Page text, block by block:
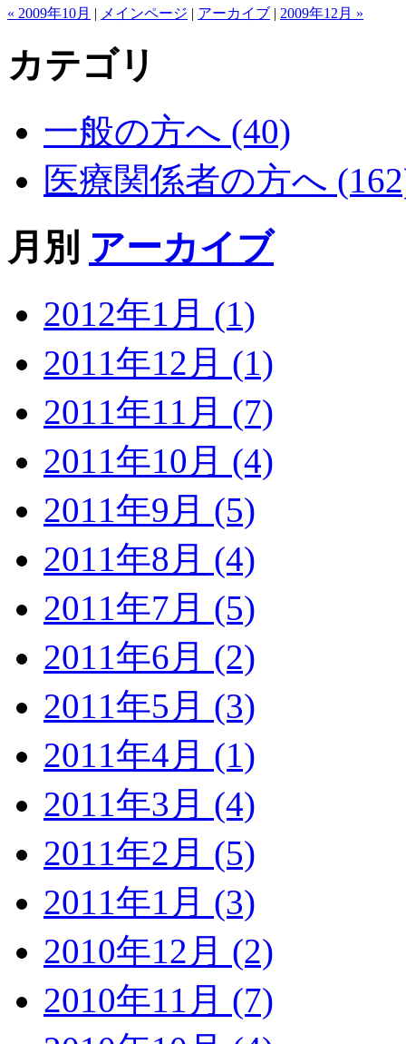
« 2009年10月 | メインページ | アーカイブ | 2009年12月 »
カテゴリ
一般の方へ (40)
医療関係者の方へ
月別 アーカイブ
2012年1月 (1)
2011年12月 (1)
2011年11月 (7)
2011年10月 (4)
2011年9月 (5)
2011年8月 (4)
2011年7月 (5)
2011年6月 (2)
2011年5月 (3)
2011年4月 (1)
2011年3月 (4)
2011年2月 (5)
2011年1月 (3)
2010年12月 (2)
2010年11月 (7)